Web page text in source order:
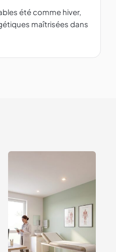
été comme hiver,
maîtrisées dans